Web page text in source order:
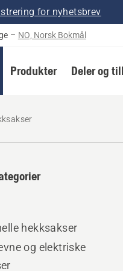
for nyhetsbrev
– NO, Norsk Bokmål
Produkter Deler og
hekksakser
og elektriske